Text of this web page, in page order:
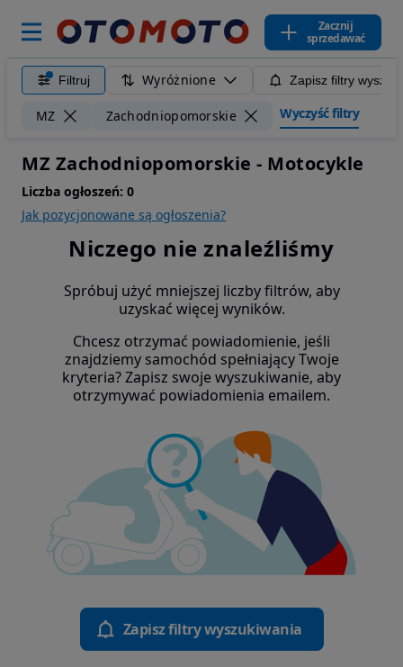
Zacznij
sprzedawać
Filtruj Wyróżnione Zapisz filtry
MZ Zachodniopomorskie Wyczyść filtry
MZ Zachodniopomorskie - Motocykle
Liczba ogłoszeń: 0
Jak pozycjonowane są ogłoszenia?
Niczego nie znaleźliśmy
Spróbuj użyć mniejszej liczby filtrów, aby
uzyskać więcej wyników.
Chcesz otrzymać powiadomienie, jeśli
znajdziemy samochód spełniający Twoje
kryteria? Zapisz swoje wyszukiwanie, aby
otrzymywać powiadomienia emailem.
Zapisz filtry wyszukiwania